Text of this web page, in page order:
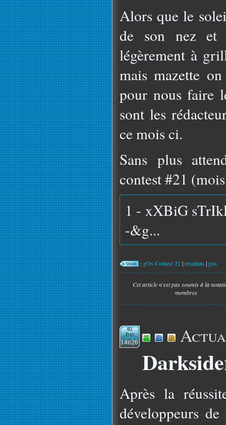
Alors que le
de son nez et
légèrement à
mais mazette
pour nous faire
sont les
ce mois ci.
Sans plus
contest #21
1 - xXBiG
-&g...
: gOs Contest 21 |résultats | gos
Cet article n'est pas soumis à la
membres
02
Juin
14h26
Après la
développeurs